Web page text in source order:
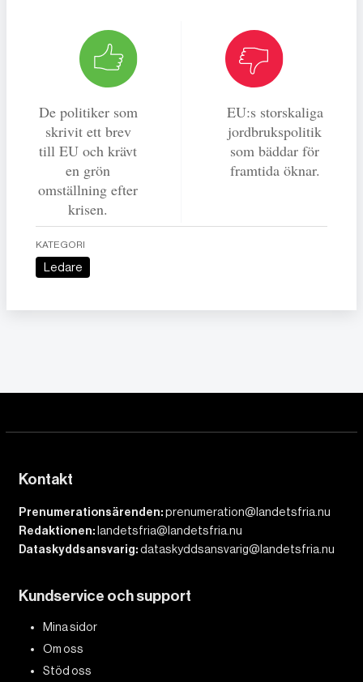
De politiker som
skrivit ett brev
till EU och krävt
en grön
omställning efter
krisen.
EU:s storskaliga
jordbrukspolitik
som bäddar för
framtida öknar.
KATEGORI
Ledare
Kontakt
Prenumerationsärenden:prenumeration@landetsfria.nu
Redaktionen: landetsfria@landetsfria.nu
Dataskyddsansvarig:dataskyddsansvarig@landetsfria.nu
Kundservice och support
Mina sidor
Om oss
Stöd oss